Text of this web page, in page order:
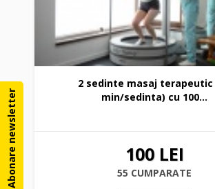
2 sedinte masaj terapeutic
min/sedinta) cu 100...
100 LEI
55 CUMPARATE
Abonare newsletter